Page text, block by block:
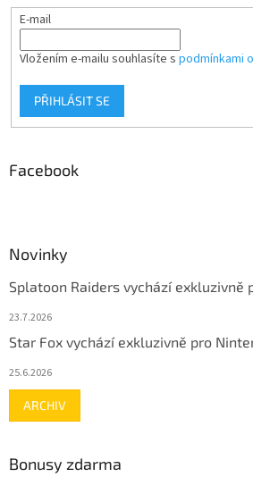
E-mail
Vložením e-mailu souhlasíte s podmínkami
PŘIHLÁSIT SE
Facebook
Novinky
Splatoon Raiders vychází exkluzivně
23.7.2026
Star Fox vychází exkluzivně pro
25.6.2026
ARCHIV
Bonusy zdarma